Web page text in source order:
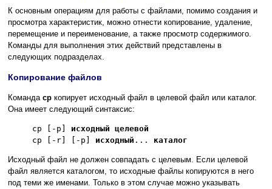
К основным операциям для работы с файлами, помимо создания и
просмотра характеристик, можно отнести копирование, удаление,
перемещение и переименование, а также просмотр содержимого.
Команды для выполнения этих действий представлены в
следующих подразделах.
Копирование файлов
Команда cp копирует исходный файл в целевой файл или каталог.
Она имеет следующий синтаксис:
cp [-p] исходный целевой
cp [-r] [-p] исходный ... каталог
Исходный файл не должен совпадать с целевым. Если целевой
файл является каталогом, то исходные файлы копируются в него
под теми же именами. Только в этом случае можно указывать